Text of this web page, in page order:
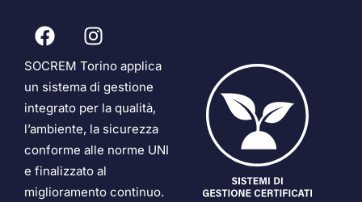
SOCREM Torino applica
un sistema di gestione
integrato per la qualità,
l’ambiente, la sicurezza
conforme alle norme UNI
e finalizzato al
miglioramento continuo.